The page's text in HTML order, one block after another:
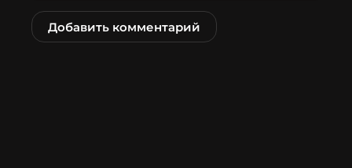
Добавить комментарий